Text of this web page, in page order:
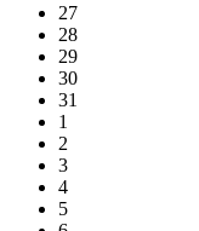
27
28
29
30
31
1
2
3
4
5